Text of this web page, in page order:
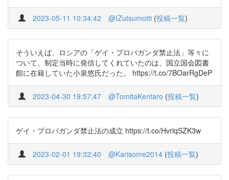
2023-05-11 10:34:42 @IZutsumotti (投稿一覧)
そういえば、ロシアの「ゲイ・プロパガンダ禁止法」等々に
ついて、制定当時に発信してくれていたのは、国立国会図書
館に在籍していた小泉悠氏だった。 https://t.co/7BOarRgDeP
2023-04-30 19:57:47 @TomitaKentaro (投稿一覧)
ゲイ・プロパガンダ禁止法の成立 https://t.co/HvrlqSZK3w
2023-02-01 19:32:40 @Karisome2014 (投稿一覧)